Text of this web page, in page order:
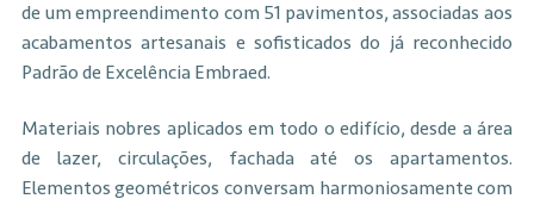
de um empreendimento com 51 pavimentos, associadas aos
acabamentos artesanais e sofisticados do já reconhecido
Padrão de Excelência Embraed.
Materiais nobres aplicados em todo o edifício, desde a área
de lazer, circulações, fachada até os apartamentos.
Elementos geométricos conversam harmoniosamente com